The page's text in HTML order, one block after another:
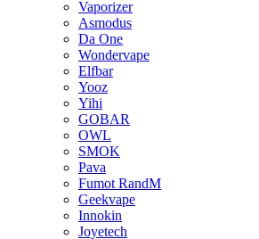
Vaporizer
Asmodus
Da One
Wondervape
Elfbar
Yooz
Yihi
GOBAR
OWL
SMOK
Pava
Fumot RandM
Geekvape
Innokin
Joyetech